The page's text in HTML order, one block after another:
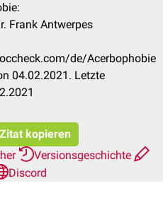
Frank Antwerpes
de/Acerbophobie
04.02.2021. Letzte
Zitat kopieren
Versionsgeschichte
Discord